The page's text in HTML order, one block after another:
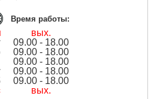
Время работы:
вых.
09.00 - 18.00
09.00 - 18.00
09.00 - 18.00
09.00 - 18.00
09.00 - 18.00
вых.